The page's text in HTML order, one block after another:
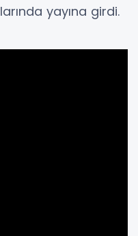
yayına girdi.